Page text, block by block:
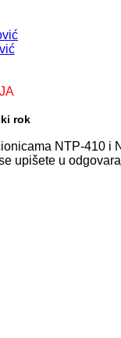
rok
NTP-410 i
upišete u